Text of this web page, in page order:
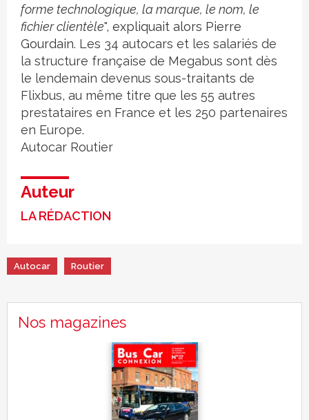
forme technologique, la marque, le nom, le
fichier clientèle", expliquait alors Pierre
Gourdain. Les 34 autocars et les salariés de
la structure française de Megabus sont dès
le lendemain devenus sous-traitants de
Flixbus, au même titre que les 55 autres
prestataires en France et les 250 partenaires
en Europe.
Autocar Routier
Auteur
LA RÉDACTION
Autocar Routier
Nos magazines